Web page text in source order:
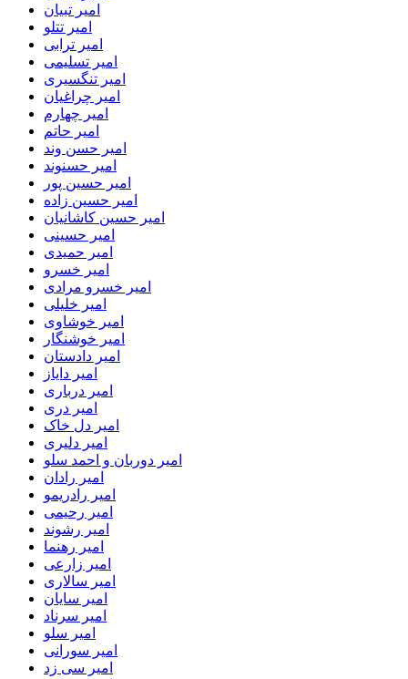
امیر تبیان
امیر تتلو
امیر ترابی
امیر تسلیمی
امیر تنگسیری
امیر چراغیان
امیر چهارم
امیر حاتم
امیر حسن وند
امیر حسنوند
امیر حسین پور
امیر حسین زاده
امیر حسین کاشانیان
امیر حسینی
امیر حمیدی
امیر خسرو
امیر خسرو مرادی
امیر خلیلی
امیر خوشاوی
امیر خوشنگار
امیر دادستان
امیر دایاز
امیر درباری
امیر دری
امیر دل خاک
امیر دلیری
امیر دوربان و احمد سلو
امیر رادان
امیر رادریمو
امیر رحیمی
امیر رشوند
امیر رهنما
امیر زارعی
امیر سالاری
امیر سایان
امیر سرناد
امیر سلو
امیر سورانی
امیر سی زد